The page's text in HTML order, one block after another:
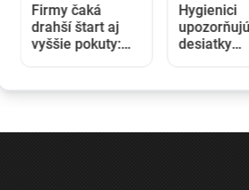
Firmy čaká
drahší štart aj
vyššie pokuty:
obchodnom
Hygienici
desiatky
najväčším